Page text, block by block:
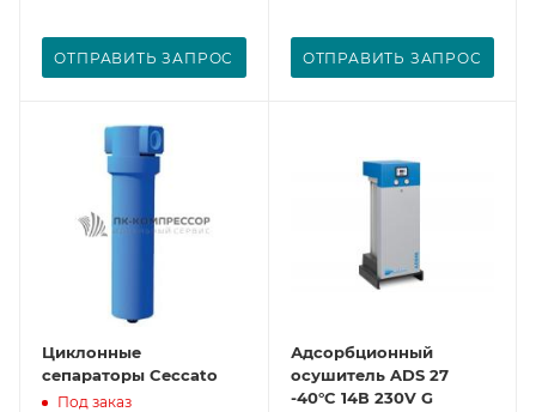
ОТПРАВИТЬ ЗАПРОС ОТПРАВИТЬ ЗАПРОС
Циклонные
сепараторы Ceccato
Под заказ
Адсорбционный
осушитель ADS 27
-40°C 14В 230V G